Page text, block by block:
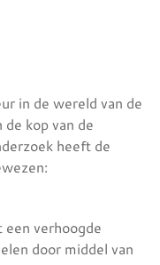
in de wereld van de
de kop van de
heeft de
verhoogde
door middel van